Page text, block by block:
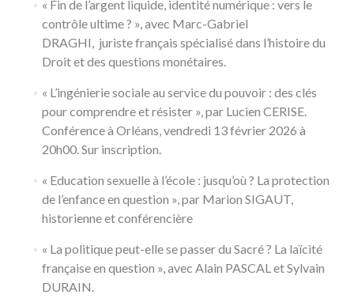
« Fin de l’argent liquide, identité numérique : vers le
contrôle ultime ? », avec Marc-Gabriel
DRAGHI, juriste français spécialisé dans l’histoire du
Droit et des questions monétaires.
« L’ingénierie sociale au service du pouvoir : des clés
pour comprendre et résister », par Lucien CERISE.
Conférence à Orléans, vendredi 13 février 2026 à
20h00. Sur inscription.
« Education sexuelle à l’école : jusqu’où ? La protection
de l’enfance en question », par Marion SIGAUT,
historienne et conférencière
« La politique peut-elle se passer du Sacré ? La laïcité
française en question », avec Alain PASCAL et Sylvain
DURAIN.